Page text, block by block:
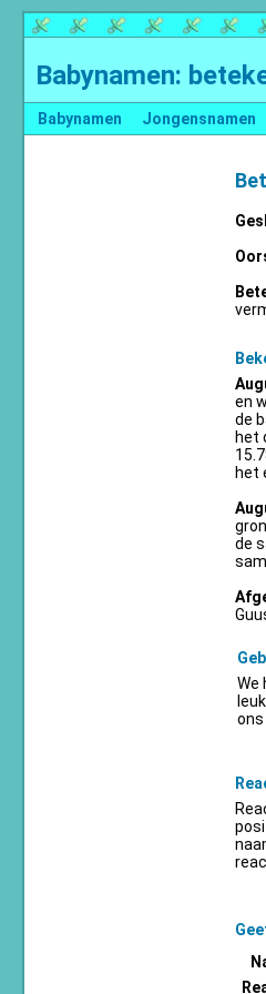
Babynamen:
Babynamen Jongensnamen
en
de
het
het
de
We
ons